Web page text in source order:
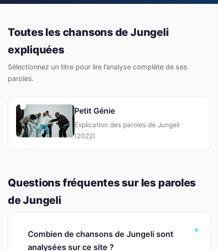
Toutes les chansons de Jungeli
expliquées
Sélectionnez un titre pour lire l’analyse complète de ses
paroles.
Petit Génie
Explication des paroles de Jungeli
(2022)
Questions fréquentes sur les paroles
de Jungeli
Combien de chansons de Jungeli sont
analysées sur ce site ?